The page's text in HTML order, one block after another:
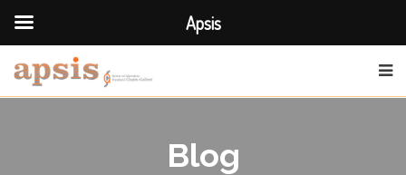
Blog
Apsis